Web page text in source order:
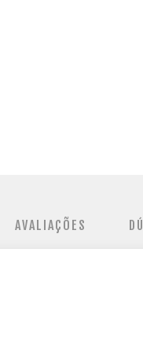
AVALIAÇÕES